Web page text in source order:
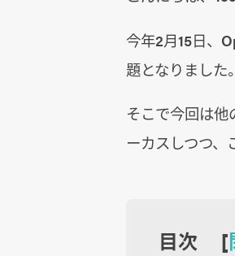
今年2月15日、
題となりました
そこで今回は
ーカスしつつ、
目次 [